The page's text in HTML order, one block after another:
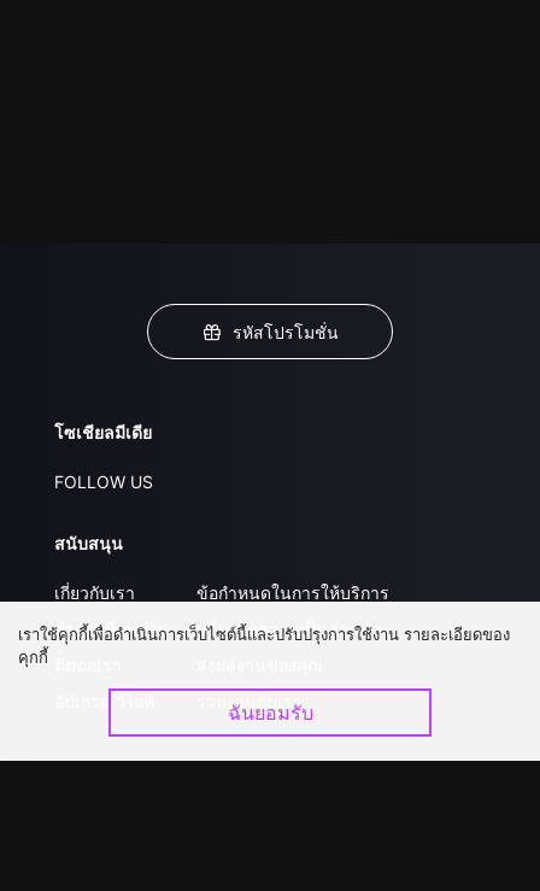
รหัสโปรโมชั่น
โซเชียลมีเดีย
FOLLOW US
สนับสนุน
เกี่ยวกับเรา
คำถามที่พบบ่อย
ข้อกำหนดในการให้บริการ
นโยบายความเป็นส่วนตัว
ร่วมงานกับเรา
เราใช้คุกกี้เพื่อดำเนินการเว็บไซต์นี้และปรับปรุงการใช้งาน รายละเอียดของ
คุกกี้
ฉันยอมรับ